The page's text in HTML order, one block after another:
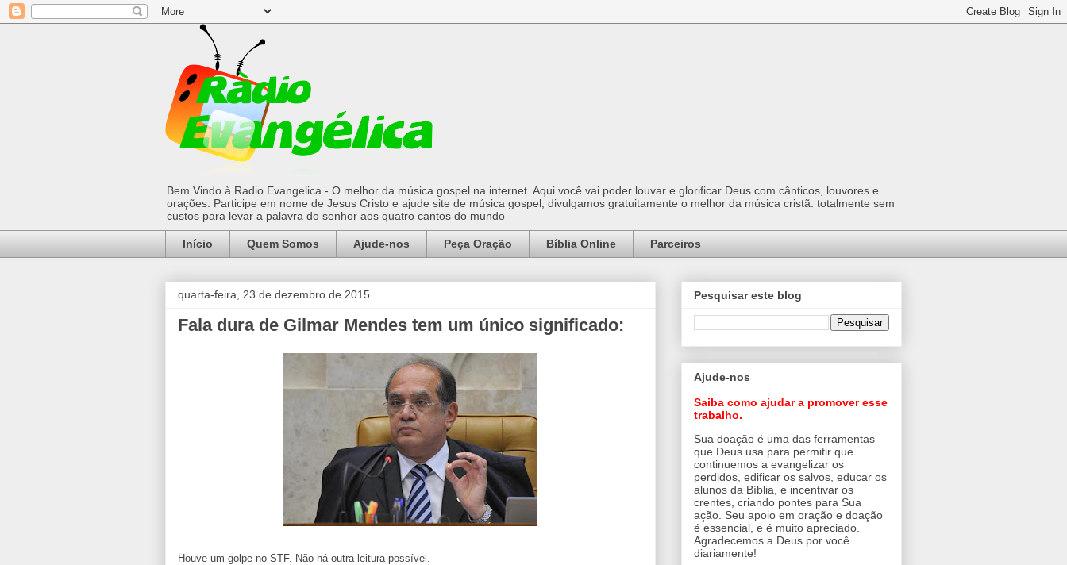
Bem Vindo à Radio Evangelica - O melhor da música gospel na internet. Aqui você vai poder louvar e glorificar Deus com cânticos, louvores e
orações. Participe em nome de Jesus Cristo e ajude site de música gospel, divulgamos gratuitamente o melhor da música cristã. totalmente sem
custos para levar a palavra do senhor aos quatro cantos do mundo
Início Quem Somos Ajude-nos Peça Oração Bíblia Online Parceiros
quarta-feira, 23 de dezembro de 2015
Fala dura de Gilmar Mendes tem um único significado:
Houve um golpe no STF. Não há outra leitura possível.
Pesquisar este blog
Ajude-nos
Saiba como ajudar a promover esse
trabalho.
Sua doação é uma das ferramentas
que Deus usa para permitir que
continuemos a evangelizar os
perdidos, edificar os salvos, educar os
alunos da Bíblia, e incentivar os
crentes, criando pontes para Sua
ação. Seu apoio em oração e doação
é essencial, e é muito apreciado.
Agradecemos a Deus por você
diariamente!